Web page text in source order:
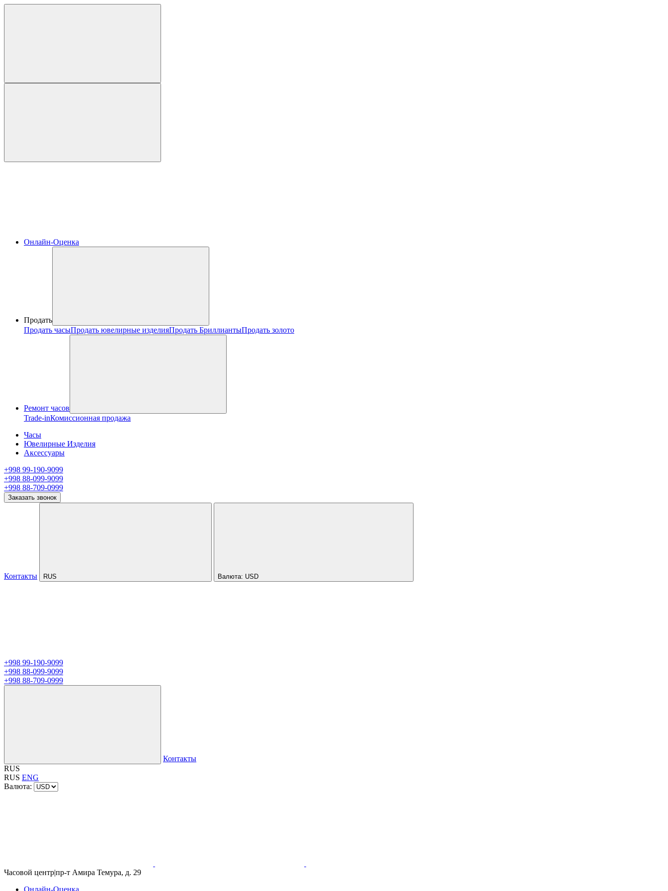
Онлайн-Оценка
Продать
Продать часыПродать ювелирные изделияПродать БриллиантыПродать золото
Ремонт часов
Trade-inКомиссионная продажа
Часы
Ювелирные Изделия
Аксессуары
+998 99-190-9099
+998 88-099-9099
+998 88-709-0999
Заказать звонок
Контакты RUS Валюта: USD
+998 99-190-9099
+998 88-099-9099
+998 88-709-0999
Контакты
RUS
RUS ENG
Валюта:
Часовой центр|пр-т Амира Темура, д. 29
Онлайн-Оценка